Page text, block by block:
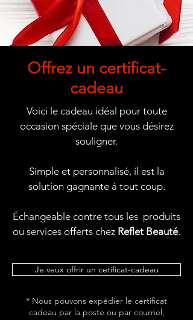
Offrez un certificat-
cadeau
Voici le cadeau idéal pour toute
occasion spéciale que vous désirez
souligner.
Simple et personnalisé, il est la
solution gagnante à tout coup.
Échangeable contre tous les produits
ou services offerts chez Reflet Beauté.
Je veux offrir un cetificat-cadeau
* Nous pouvons expédier le certificat
cadeau par la poste ou par courriel,